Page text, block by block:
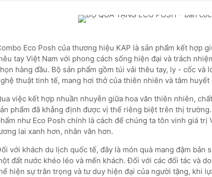
Eco Posh của thương hiệu KAP là sản phẩm kết hợp
tay Việt Nam với phong cách sống hiện đại và trách
hàng đầu. Bộ sản phẩm gồm túi vải thêu tay, ly - cốc và
thuật tinh tế, mang hơi thở của thiên nhiên và tâm
việc kết hợp nhuần nhuyễn giữa hoa văn thiên nhiên,
phẩm đã khẳng định được vị thế riêng biệt trên thị
như Eco Posh chính là cách để chúng ta tôn vinh giá trị
lai xanh hơn, nhân văn hơn.
với khách du lịch quốc tế, đây là món quà mang đậm bản
đất nước khéo léo và mến khách. Đối với các đối tác và
hiện sự trân trọng và tư duy hiện đại của người tặng, khi